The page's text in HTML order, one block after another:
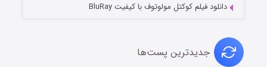
دانلود فیلم کوکتل مولوتوف با کیفیت BluRay
جدیدترین پست‌ها